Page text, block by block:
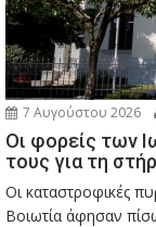
7 Αυγούστου 2026
Οι φορείς των
τους για τη
Οι καταστροφικές
Bοιωτία άφησαν